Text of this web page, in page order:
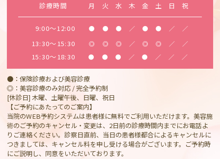
診療時間 月 火 水 木 金 土 日 祝
9:00～12:00 ● ● ● ／ ● ● ／ ／
13:30～15:30 ◎ ◎ ◎ ／ ◎ ◎ ／ ／
15:30～18:30 ● ● ● ／ ● ／ ／ ／
●：保険診療および美容診療
◎：美容診療のみ対応 / 完全予約制
[休診日] 木曜、土曜午後、日曜、祝日
【ご予約にあたってのご案内】
当院のWEB予約システムは患者様に無料でご利用いただけます。美容施
術のご予約のキャンセル・変更は、2日前の診療時間内までにお電話よ
りご連絡ください。診察日直前、当日の患者様都合によるキャンセルに
つきましては、キャンセル料を申し受ける場合がございます。ご予約時
にご説明し、同意をいただいております。